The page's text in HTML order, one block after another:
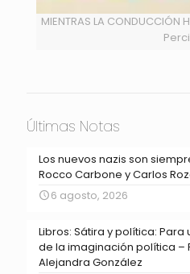
MIENTRAS LA
Últimas Notas
Los nuevos nazis son
Rocco Carbone y Carlos
6 agosto, 2026
Libros: Sátira y política: Para
de la imaginación política –
Alejandra González